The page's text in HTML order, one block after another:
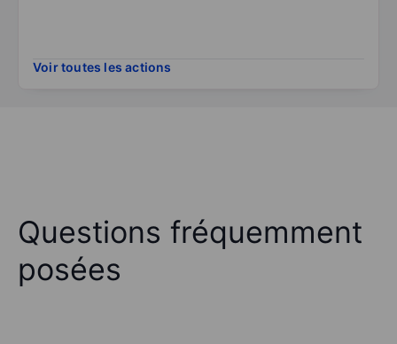
Voir toutes les actions
Questions fréquemment
posées